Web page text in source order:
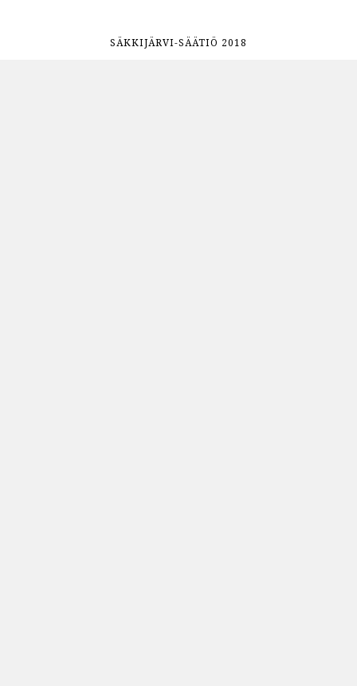
SÄKKIJÄRVI-SÄÄTIÖ 2018